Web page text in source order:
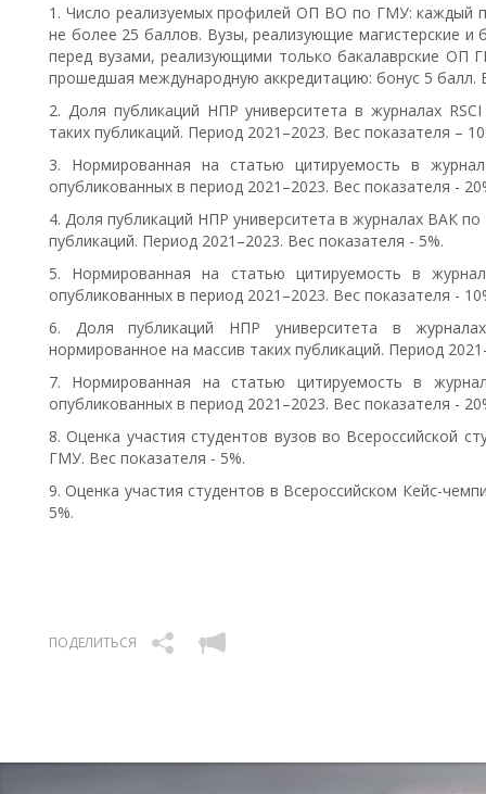
1. Число реализуемых профилей ОП ВО по ГМУ: каждый
не более 25 баллов. Вузы, реализующие магистерские
перед вузами, реализующими только бакалаврские
прошедшая международную аккредитацию: бонус 5 балл.
2. Доля публикаций НПР университета в журналах
таких публикаций. Период 2021–2023. Вес показателя –
3. Нормированная на статью цитируемость в
опубликованных в период 2021–2023. Вес показателя -
4. Доля публикаций НПР университета в журналах ВАК
публикаций. Период 2021–2023. Вес показателя - 5%.
5. Нормированная на статью цитируемость в
опубликованных в период 2021–2023. Вес показателя -
6. Доля публикаций НПР университета в
нормированное на массив таких публикаций. Период
7. Нормированная на статью цитируемость в
опубликованных в период 2021–2023. Вес показателя -
8. Оценка участия студентов вузов во Всероссийской
ГМУ. Вес показателя - 5%.
9. Оценка участия студентов в Всероссийском Кейс-
5%.
ПОДЕЛИТЬСЯ